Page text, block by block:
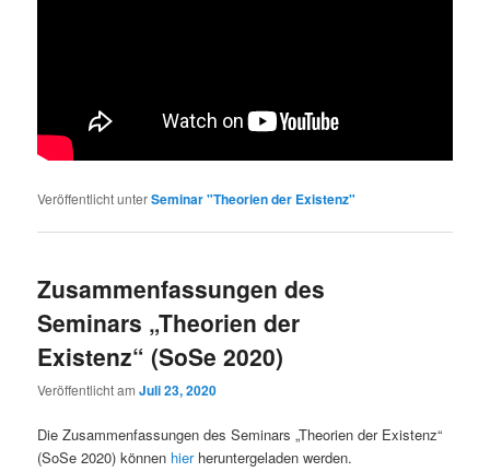
Veröffentlicht unterSeminar "Theorien der Existenz"
Zusammenfassungen des
Seminars „Theorien der
Existenz“ (SoSe 2020)
Veröffentlicht amJuli 23, 2020
Die Zusammenfassungen des Seminars „Theorien der Existenz“
(SoSe 2020) können hierheruntergeladen werden.